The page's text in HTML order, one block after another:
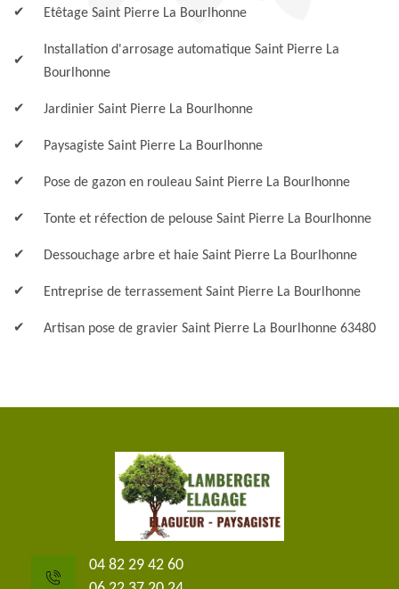
Etêtage Saint Pierre La Bourlhonne
Installation d'arrosage automatique Saint Pierre La
Bourlhonne
Jardinier Saint Pierre La Bourlhonne
Paysagiste Saint Pierre La Bourlhonne
Pose de gazon en rouleau Saint Pierre La Bourlhonne
Tonte et réfection de pelouse Saint Pierre La Bourlhonne
Dessouchage arbre et haie Saint Pierre La Bourlhonne
Entreprise de terrassement Saint Pierre La Bourlhonne
Artisan pose de gravier Saint Pierre La Bourlhonne 63480
04 82 29 42 60